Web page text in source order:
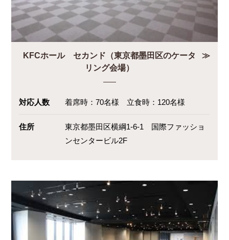
KFCホール セカンド（東京都墨田区のケータ
リング会場）
対応人数 着席時：70名様 立食時：120名様
住所
東京都墨田区横綱1-6-1 国際ファッショ
ンセンタービル2F